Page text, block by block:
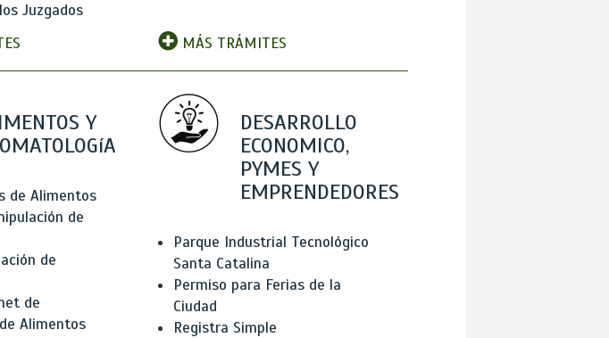
Juzgados
MÁS TRÁMITES
Y
de Alimentos
de
de
de
Alimentos
DESARROLLO
ECONOMICO,
PYMES Y
EMPRENDEDORES
Parque Industrial Tecnológico
Santa Catalina
Permiso para Ferias de la
Ciudad
Registra Simple